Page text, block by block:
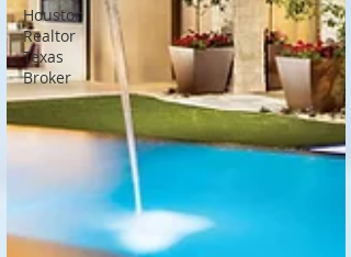
Houston
Realtor
Texas
Broker